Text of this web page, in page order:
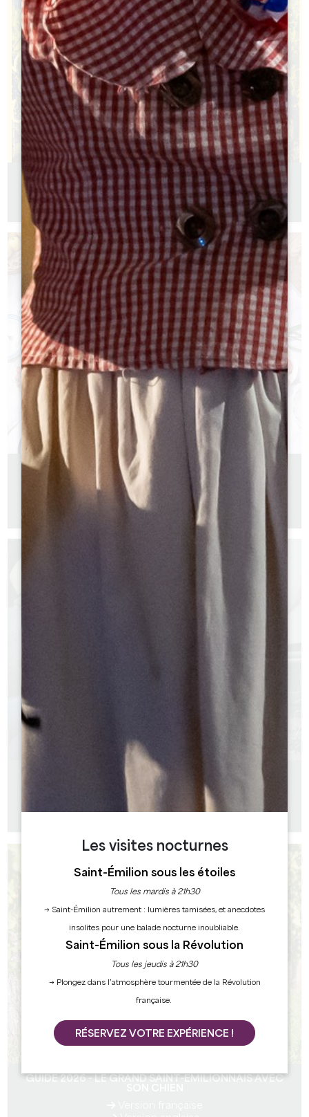
GUIDE 2026 - LE GRAND SAINT-EMILIONNAIS EN
FAMILLE
Version française
PIQUE-NIQUER AUTOUR DE SAINT-EMILION
Version française
Version anglaise
Version espagnole
GUIDE 2026 - LE GRAND SAINT-EMILIONNAIS POUR
Version anglaise
GUIDE 2026 - LE GRAND SAINT-EMILIONNAIS AVEC
Les visites nocturnes
Saint-Émilion sous les étoiles
Tous les mardis à 21h30
→ Saint-Émilion autrement : lumières tamisées, et anecdotes
insolites pour une balade nocturne inoubliable.
Saint-Émilion sous la Révolution
Tous les jeudis à 21h30
→ Plongez dans l’atmosphère tourmentée de la Révolution
française.
RÉSERVEZ VOTRE EXPÉRIENCE !